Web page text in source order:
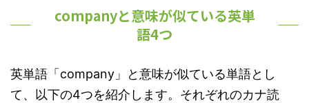
companyと意味が似ている英単
語4つ
英単語「company」と意味が似ている単語とし
て、以下の4つを紹介します。それぞれのカナ読